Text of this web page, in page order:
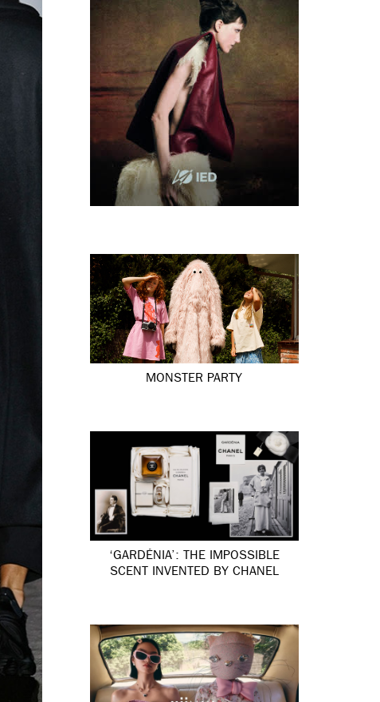
MONSTER PARTY
‘GARDÉNIA’: THE IMPOSSIBLE
SCENT INVENTED BY CHANEL